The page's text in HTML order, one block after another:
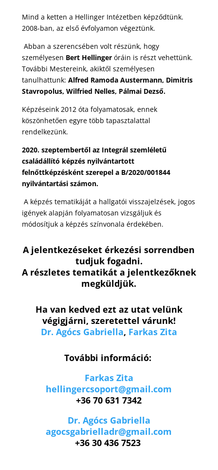
Mind a ketten a Hellinger Intézetben képződtünk.
2008-ban, az első évfolyamon végeztünk.
Abban a szerencsében volt részünk, hogy
személyesen Bert Hellinger óráin is részt vehettünk.
További Mestereink, akiktől személyesen
tanulhattunk: Alfred Ramoda Austermann, Dimitris
Stavropolus, Wilfried Nelles, Pálmai Dezső.
Képzéseink 2012 óta folyamatosak, ennek
köszönhetően egyre több tapasztalattal
rendelkezünk.
2020. szeptembertől az Integrál szemléletű
családállító képzés nyilvántartott
felnőttképzésként szerepel a B/2020/001844
nyilvántartási számon.
A képzés tematikáját a hallgatói visszajelzések, jogos
igények alapján folyamatosan vizsgáljuk és
módosítjuk a képzés színvonala érdekében.
A jelentkezéseket érkezési sorrendben
tudjuk fogadni.
A részletes tematikát a jelentkezőknek
megküldjük.
Ha van kedved ezt az utat velünk
végigjárni, szeretettel várunk!
Dr. Agócs Gabriella, Farkas Zita
További információ:
Farkas Zita
hellingercsoport@gmail.com
+36 70 631 7342
Dr. Agócs Gabriella
agocsgabrielladr@gmail.com
+36 30 436 7523